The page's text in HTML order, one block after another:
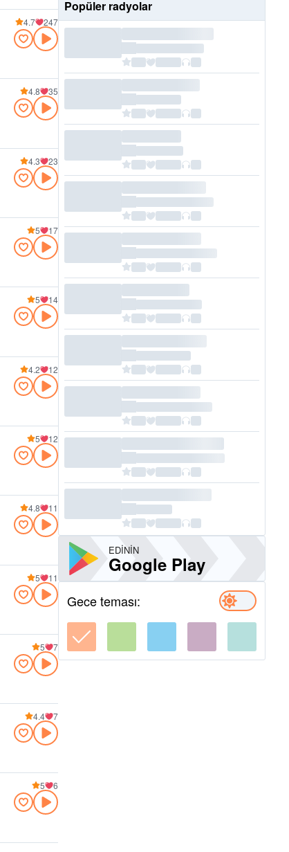
4.7 247
4.8 35
4.3 23
5 17
5 14
4.2 12
5 12
4.8 11
5 11
5 7
4.4 7
5 6
Popüler radyolar
EDININ
Google Play
Gece teması: